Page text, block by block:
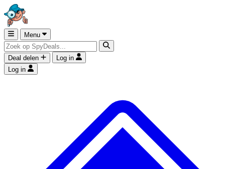
Menu
Deal delen
Log in
Log in